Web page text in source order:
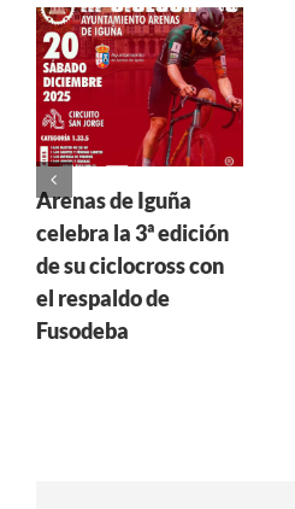
Arenas de Iguña
celebra la 3ª edición
de su ciclocross con
el respaldo de
Fusodeba